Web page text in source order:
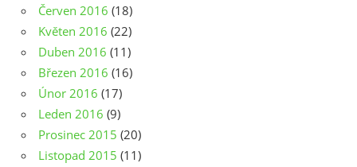
Červen 2016 (18)
Květen 2016 (22)
Duben 2016 (11)
Březen 2016 (16)
Únor 2016 (17)
Leden 2016 (9)
Prosinec 2015 (20)
Listopad 2015 (11)